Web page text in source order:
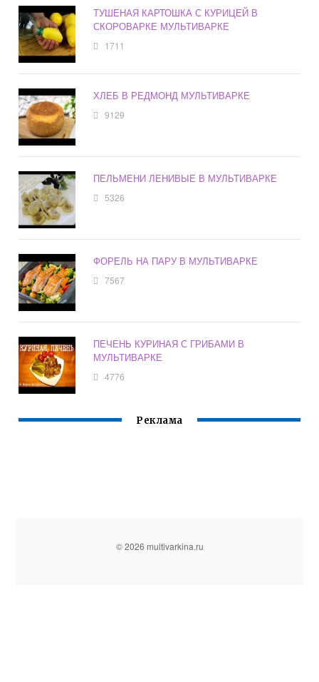
ТУШЕНАЯ КАРТОШКА С КУРИЦЕЙ В
СКОРОВАРКЕ МУЛЬТИВАРКЕ
1711
ХЛЕБ В РЕДМОНД МУЛЬТИВАРКЕ
9129
ПЕЛЬМЕНИ ЛЕНИВЫЕ В МУЛЬТИВАРКЕ
5326
ФОРЕЛЬ НА ПАРУ В МУЛЬТИВАРКЕ
7567
ПЕЧЕНЬ КУРИНАЯ С ГРИБАМИ В
МУЛЬТИВАРКЕ
4776
Реклама
© 2026 multivarkina.ru